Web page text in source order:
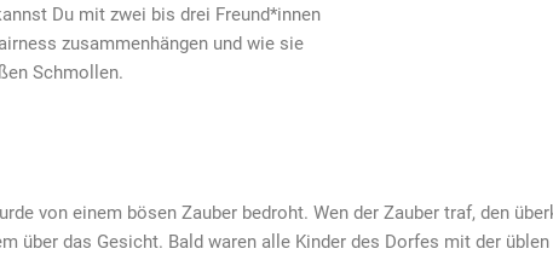
Du mit zwei bis drei Freund*innen
zusammenhängen und wie sie
Schmollen.
von einem bösen Zauber bedroht. Wen der Zauber traf, den
über das Gesicht. Bald waren alle Kinder des Dorfes mit der